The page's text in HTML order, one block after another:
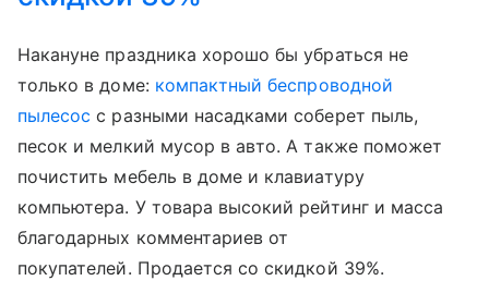
Накануне праздника хорошо бы убраться не
только в доме: компактный беспроводной
пылесос с разными насадками соберет пыль,
песок и мелкий мусор в авто. А также поможет
почистить мебель в доме и клавиатуру
компьютера. У товара высокий рейтинг и масса
благодарных комментариев от
покупателей. Продается со скидкой 39%.